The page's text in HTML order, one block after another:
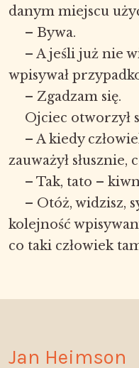
danym miejscu
– Bywa.
– A jeśli już nie
wpisywał
– Zgadzam się.
Ojciec otworzył
– A kiedy
zauważył
– Tak, tato –
– Otóż, widzisz,
kolejność
co taki człowiek
Jan Heimson